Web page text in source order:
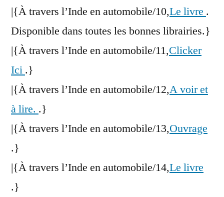
|{À travers l’Inde en automobile/10,Le livre .
Disponible dans toutes les bonnes librairies.}
|{À travers l’Inde en automobile/11,Clicker
Ici .}
|{À travers l’Inde en automobile/12,A voir et
à lire. .}
|{À travers l’Inde en automobile/13,Ouvrage
.}
|{À travers l’Inde en automobile/14,Le livre
.}